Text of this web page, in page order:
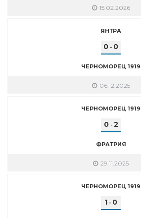
15.02.2026
ЯНТРА
0 - 0
ЧЕРНОМОРЕЦ 1919
06.12.2025
ЧЕРНОМОРЕЦ 1919
0- 2
ФРАТРИЯ
29.11.2025
ЧЕРНОМОРЕЦ 1919
1 - 0